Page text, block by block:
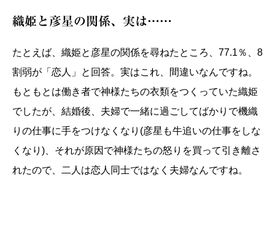
織姫と彦星の関係、実は……
たとえば、織姫と彦星の関係を尋ねたところ、77.1％、8
割弱が「恋人」と回答。実はこれ、間違いなんですね。
もともとは働き者で神様たちの衣類をつくっていた織姫
でしたが、結婚後、夫婦で一緒に過ごしてばかりで機織
りの仕事に手をつけなくなり(彦星も牛追いの仕事をしな
くなり)、それが原因で神様たちの怒りを買って引き離さ
れたので、二人は恋人同士ではなく夫婦なんですね。